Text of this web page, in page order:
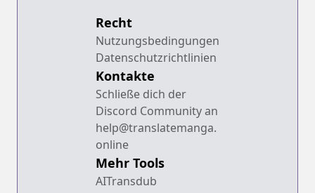
Recht
Nutzungsbedingungen
Datenschutzrichtlinien
Kontakte
Schließe dich der
Discord Community an
help@translatemanga.
online
Mehr Tools
AITransdub